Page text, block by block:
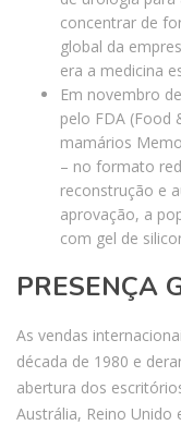
concentrar de
global da
era a medicina
Em novembro
pelo FDA (Food
mamários
– no formato
reconstrução e
aprovação, a
com gel de
PRESENÇA
As vendas
década de 1980 e
abertura dos
Austrália, Reino Unido